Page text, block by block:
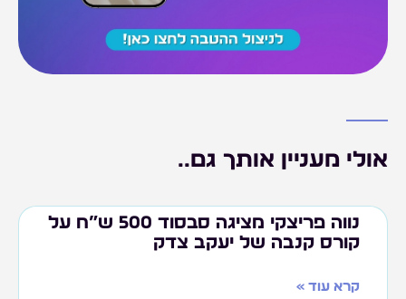
אולי מעניין אותך גם..
נווה פריצקי מציגה סבסוד 500 ש”ח על
קורס קנבה של יעקב צדק
קרא עוד »